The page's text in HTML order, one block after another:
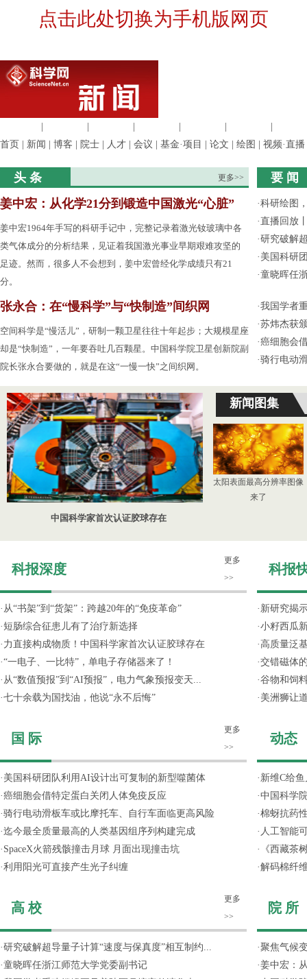
点击此处切换为手机版网页
首页
新闻 博客 院士 人才 会议 基金·项目 论文 绘图 视频·直播
头 条 更多>>
姜中宏：从化学21分到锻造中国激光“心脏”
姜中宏1964年手写的科研手记中，完整记录着激光钕玻璃中各
类气体成分的分析结果，见证着我国激光事业早期艰难攻坚的
足迹。然而，很多人不会想到，姜中宏曾经化学成绩只有21
分。
张永合：在“慢科学”与“快制造”间织网
空间科学是“慢活儿”，研制一颗卫星往往十年起步；大规模星座
却是“快制造”，一年要吞吐几百颗星。中国科学院卫星创新院副
院长张永合要做的，就是在这“一慢一快”之间织网。
要 闻
·科研绘图
·直播回放
·研究破解
· 美国科研
·童晓晖任
·我国学者
·苏炜杰获
·癌细胞会
·骑行电动
中国科学家首次认证胶球存在
新闻图集
太阳表面最高分辨率图像
来了
科报深度
更多
>>
· 从“书架”到“货架”：跨越20年的“免疫革命”
· 短肠综合征患儿有了治疗新选择
· 力直接构成物质！中国科学家首次认证胶球存在
·“一电子、一比特”，单电子存储器来了！
· 从“数值预报”到“AI预报”，电力气象预报变天...
·七十余载为国找油，他说“永不后悔”
国 际
更多
>>
· 美国科研团队利用AI设计出可复制的新型噬菌体
·癌细胞会借特定蛋白关闭人体免疫反应
·骑行电动滑板车或比摩托车、自行车面临更高风险
·迄今最全质量最高的人类基因组序列构建完成
· SpaceX火箭残骸撞击月球 月面出现撞击坑
·利用阳光可直接产生光子纠缠
高 校
更多
>>
·研究破解超导量子计算“速度与保真度”相互制约...
·童晓晖任浙江师范大学党委副书记
科报
· 新研究揭
·小籽西瓜
· 高质量泛
·交错磁体
·谷物和饲
· 美洲狮让
动态
· 新维C给
·中国科学
·棉蚜抗药
· 人工智能
·
《西藏茶
·解码棉纤
院 所
·聚焦气候
·姜中宏：